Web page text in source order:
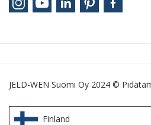
JELD-WEN Suomi Oy 2024 ©
Finland